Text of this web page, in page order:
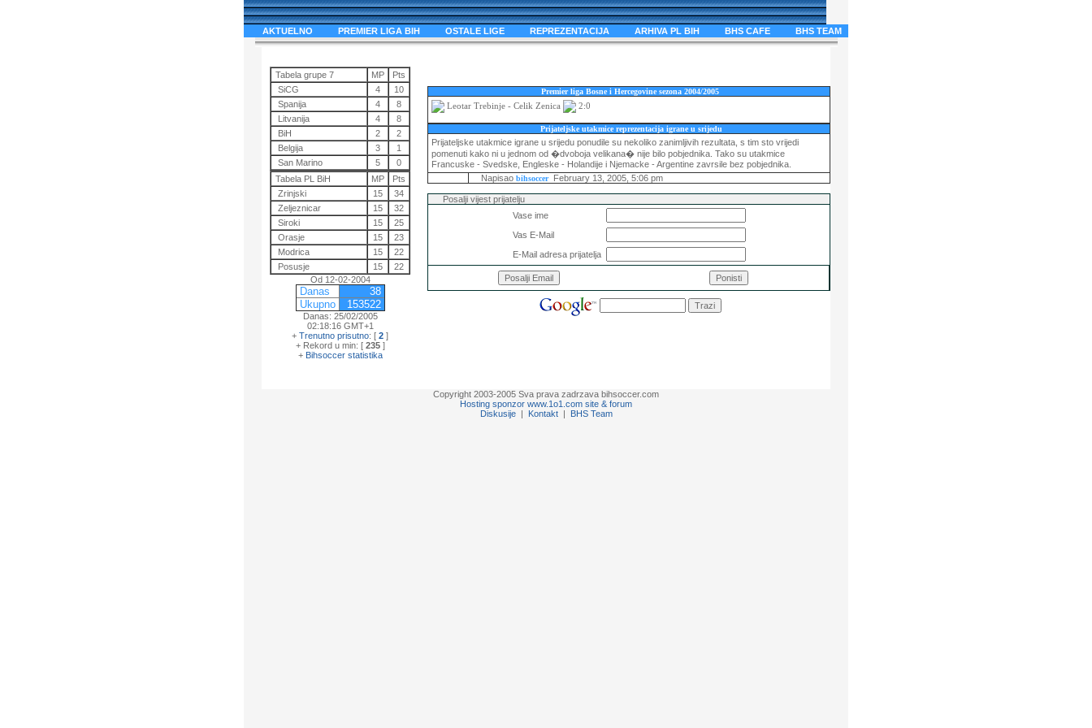
AKTUELNO PREMIER LIGA BIH OSTALE LIGE REPREZENTACIJA ARHIVA PL BIH BHS CAFE BHS TEAM
Tabela grupe 7 MP
Pts
SiCG
4
10
Spanija
4
8
Litvanija
4
8
BiH
2
2
Belgija
3
1
San Marino
5
0
Tabela PL BiH
MP
Pts
Zrinjski
15
34
Zeljeznicar
15
32
Siroki
15
25
Orasje
15
23
Modrica
15
22
Posusje
15
22
Od 12-02-2004
Danas
38
Ukupno
153522
Danas: 25/02/2005
02:18:16 GMT+1
+ Trenutno prisutno: [ 2 ]
+ Rekord u min: [ 235]
+ Bihsoccer statistika
Premier liga Bosne i Hercegovine sezona 2004/2005
Leotar Trebinje - Celik Zenica 2:0
Prijateljske utakmice reprezentacija igrane u srijedu
Prijateljske utakmice igrane u srijedu ponudile su nekoliko zanimljivih rezultata, s tim sto vrijedi
pomenuti kako ni u jednom od �dvoboja velikana� nije bilo pobjednika. Tako su utakmice
Francuske - Svedske, Engleske - Holandije i Njemacke - Argentine zavrsile bez pobjednika.
Napisao bihsoccerFebruary 13, 2005, 5:06 pm
Posalji vijest prijatelju
Vase ime
Vas E-Mail
E-Mail adresa prijatelja
Copyright 2003-2005 Sva prava zadrzava bihsoccer.com
Hosting sponzor www.1o1.com site & forum
Diskusije| Kontakt| BHS Team